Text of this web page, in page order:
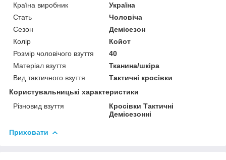
Країна виробник
Україна
Стать
Чоловіча
Сезон
Демісезон
Колір
Койот
Розмір чоловічого взуття
40
Матеріал взуття
Тканина/шкіра
Вид тактичного взуття
Тактичні кросівки
Користувальницькі характеристики
Різновид взуття
Кросівки Тактичні
Демісезонні
Приховати